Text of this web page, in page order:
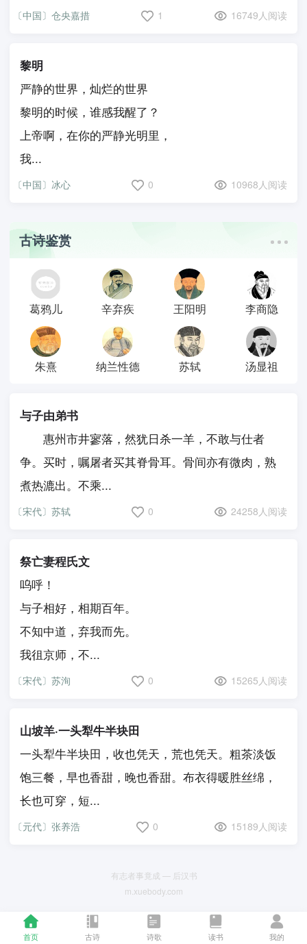
首页 古诗 诗歌 读书 我的
〔中国〕仓央嘉措 1 16749人阅读
黎明
严静的世界，灿烂的世界
黎明的时候，谁感我醒了？
上帝啊，在你的严静光明里，
我...
〔中国〕冰心 0 10968人阅读
古诗鉴赏
葛鸦儿 辛弃疾 王阳明 李商隐
朱熹 纳兰性德 苏轼 汤显祖
与子由弟书
惠州市井寥落，然犹日杀一羊，不敢与仕者
争。买时，嘱屠者买其脊骨耳。骨间亦有微肉，熟
煮热漉出。不乘...
〔宋代〕苏轼 0 24258人阅读
祭亡妻程氏文
呜呼！
与子相好，相期百年。
不知中道，弃我而先。
我徂京师，不...
〔宋代〕苏洵 0 15265人阅读
山坡羊·一头犁牛半块田
一头犁牛半块田，收也凭天，荒也凭天。粗茶淡饭
饱三餐，早也香甜，晚也香甜。布衣得暖胜丝绵，
长也可穿，短...
〔元代〕张养浩 0 15189人阅读
有志者事竟成 — 后汉书
m.xuebody.com